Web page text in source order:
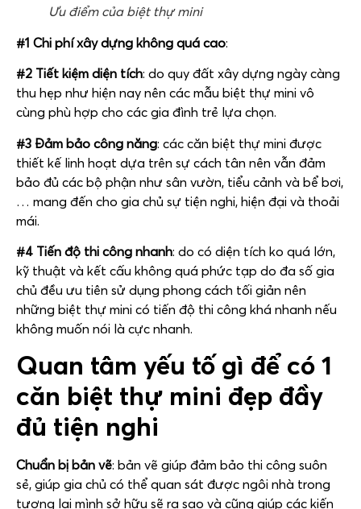
Ưu điểm của biệt thự mini
#1 Chi phí xây dựng không quá cao:
#2 Tiết kiệm diện tích: do quy đất xây dựng ngày càng
thu hẹp như hiện nay nên các mẫu biệt thự mini vô
cùng phù hợp cho các gia đình trẻ lựa chọn.
#3 Đảm bảo công năng: các căn biệt thự mini được
thiết kế linh hoạt dựa trên sự cách tân nên vẫn đảm
bảo đủ các bộ phận như sân vườn, tiểu cảnh và bể bơi,
… mang đến cho gia chủ sự tiện nghi, hiện đại và thoải
mái.
#4 Tiến độ thi công nhanh: do có diện tích ko quá lớn,
kỹ thuật và kết cấu không quá phức tạp do đa số gia
chủ đều ưu tiên sử dụng phong cách tối giản nên
những biệt thự mini có tiến độ thi công khá nhanh nếu
không muốn nói là cực nhanh.
Quan tâm yếu tố gì để có 1
căn biệt thự mini đẹp đầy
đủ tiện nghi
Chuẩn bị bản vẽ: bản vẽ giúp đảm bảo thi công suôn
sẻ, giúp gia chủ có thể quan sát được ngôi nhà trong
tương lai mình sở hữu sẽ ra sao và cũng giúp các kiến